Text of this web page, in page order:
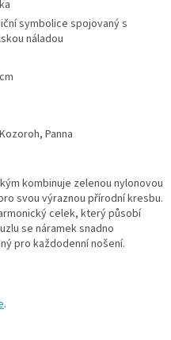
symbolice spojovaný s
náladou
Panna
kombinuje zelenou nylonovou
svou výraznou přírodní kresbu.
celek, který působí
se náramek snadno
pro každodenní nošení.
.